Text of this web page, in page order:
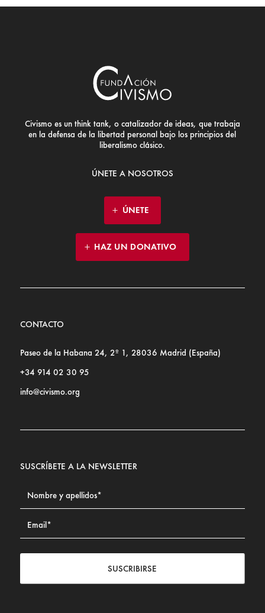
Civismo es un think tank, o catalizador de ideas, que trabaja
en la defensa de la libertad personal bajo los principios del
liberalismo clásico.
ÚNETE A NOSOTROS
ÚNETE
HAZ UN DONATIVO
CONTACTO
Paseo de la Habana 24, 2º 1, 28036 Madrid (España)
+34 914 02 30 95
info@civismo.org
SUSCRÍBETE A LA NEWSLETTER
SUSCRIBIRSE